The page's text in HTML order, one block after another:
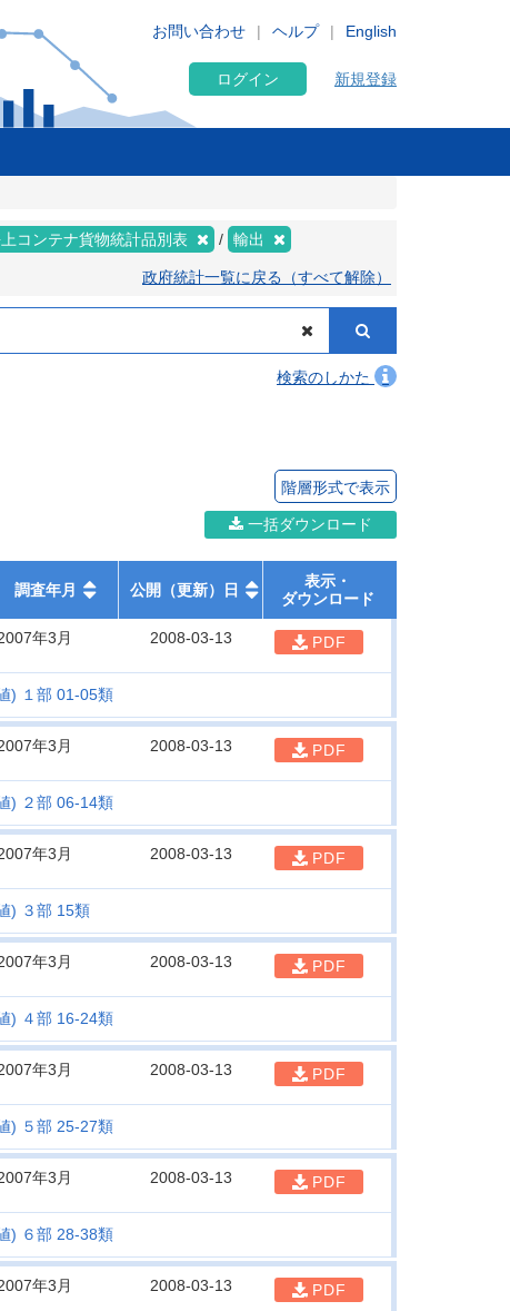
English
お問い合わせ ヘルプ
ログイン 新規登録
コンテナ貨物統計品別表 輸出
政府統計一覧に戻る（すべて解除）
検索のしかた
階層形式で表示
一括ダウンロード
調査年月 公開（更新）日
表示・
ダウンロード
年3月 2008-03-13 PDF
) １部 01-05類
年3月 2008-03-13 PDF
) ２部 06-14類
年3月 2008-03-13 PDF
) ３部 15類
年3月 2008-03-13 PDF
) ４部 16-24類
年3月 2008-03-13 PDF
) ５部 25-27類
年3月 2008-03-13 PDF
) ６部 28-38類
年3月 2008-03-13 PDF